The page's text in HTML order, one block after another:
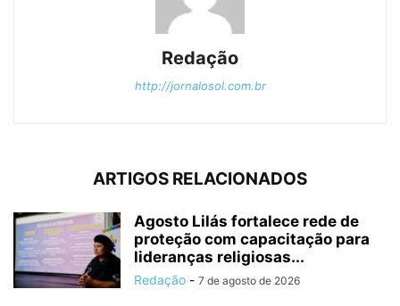
Redação
http://jornalosol.com.br
ARTIGOS RELACIONADOS
Agosto Lilás fortalece rede de
proteção com capacitação para
lideranças religiosas...
Redação - 7 de agosto de 2026